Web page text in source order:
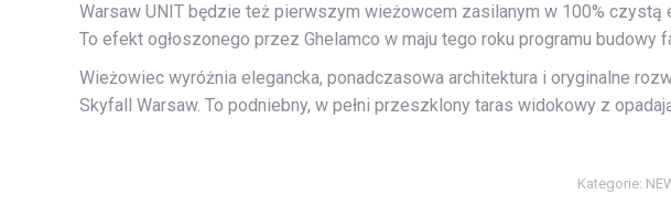
Warsaw UNIT będzie też pierwszym wieżowcem zasilanym w 100% czystą
To efekt ogłoszonego przez Ghelamco w maju tego roku programu budowy
Wieżowiec wyróżnia elegancka, ponadczasowa architektura i oryginalne
Skyfall Warsaw. To podniebny, w pełni przeszklony taras widokowy z
Kategorie: